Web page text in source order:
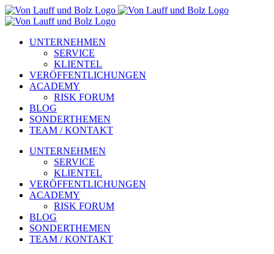
Zum
Inhalt
UNTERNEHMEN
SERVICE
KLIENTEL
VERÖFFENTLICHUNGEN
ACADEMY
RISK FORUM
BLOG
SONDERTHEMEN
TEAM / KONTAKT
UNTERNEHMEN
SERVICE
KLIENTEL
VERÖFFENTLICHUNGEN
ACADEMY
RISK FORUM
BLOG
SONDERTHEMEN
TEAM / KONTAKT